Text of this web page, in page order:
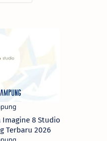
Imagine 8 Studio
Terbaru 2026